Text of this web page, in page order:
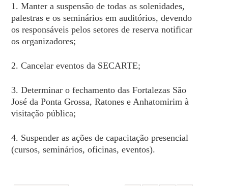
1. Manter a suspensão de todas as solenidades,
palestras e os seminários em auditórios, devendo
os responsáveis pelos setores de reserva notificar
os organizadores;
2. Cancelar eventos da SECARTE;
3. Determinar o fechamento das Fortalezas São
José da Ponta Grossa, Ratones e Anhatomirim à
visitação pública;
4. Suspender as ações de capacitação presencial
(cursos, seminários, oficinas, eventos).